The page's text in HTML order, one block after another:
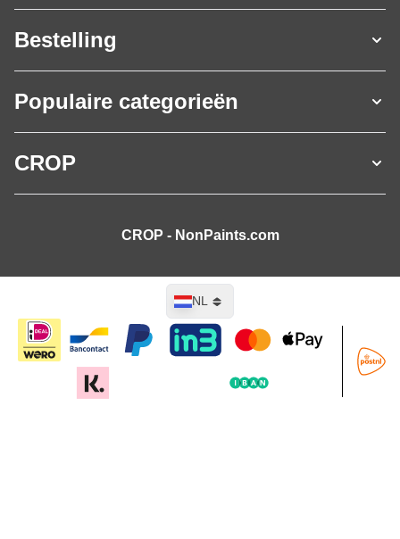
Bestelling
Populaire categorieën
CROP
CROP - NonPaints.com
Taal
NL